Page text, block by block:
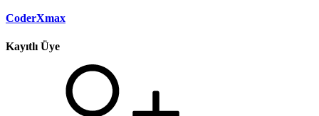
CoderXmax
Kayıtlı Üye